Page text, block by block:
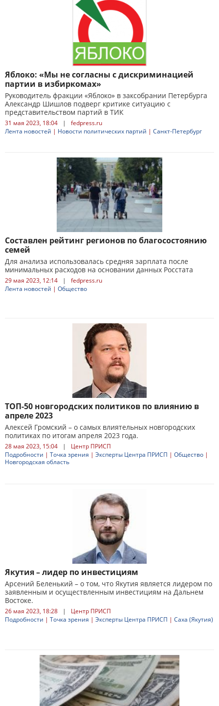
Яблоко: «Мы не согласны с дискриминацией
партии в избиркомах»
Руководитель фракции «Яблоко» в заксобрании Петербурга
Александр Шишлов подверг критике ситуацию с
представительством партий в ТИК
31 мая 2023, 18:04 |
fedpress.ru
Лента новостей | Новости политических партий | Санкт-Петербург
Составлен рейтинг регионов по благосостоянию
семей
Для анализа использовалась средняя зарплата после
минимальных расходов на основании данных Росстата
29 мая 2023, 12:14 |
fedpress.ru
Лента новостей | Общество
ТОП-50 новгородских политиков по влиянию в
апреле 2023
Алексей Громский – о самых влиятельных новгородских
политиках по итогам апреля 2023 года.
28 мая 2023, 15:04 |
Центр ПРИСП
Подробности | Точка зрения | Эксперты Центра ПРИСП | Общество |
Новгородская область
Якутия – лидер по инвестициям
Арсений Беленький – о том, что Якутия является лидером по
заявленным и осуществленным инвестициям на Дальнем
Востоке.
26 мая 2023, 18:28 |
Центр ПРИСП
Подробности | Точка зрения | Эксперты Центра ПРИСП | Саха (Якутия)